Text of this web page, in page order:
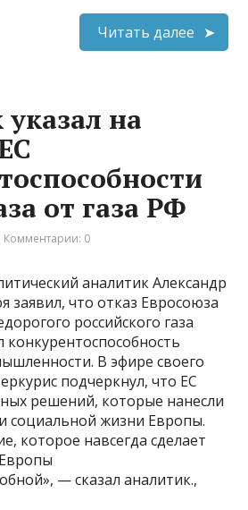
Читать далее
на
от газа РФ
Комментарии: 0
аналитик Александр
заявил, что отказ Евросоюза
российского газа
конкурентоспособность
В эфире своего
подчеркнул, что ЕС
решений, которые нанесли
социальной жизни Европы.
которое навсегда сделает
— сказал аналитик.,